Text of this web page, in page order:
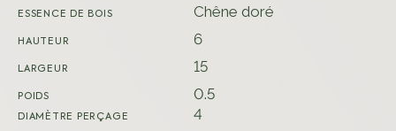
ESSENCE DE BOIS Chêne doré
HAUTEUR 6
LARGEUR 15
POIDS 0.5
DIAMÈTRE PERÇAGE 4